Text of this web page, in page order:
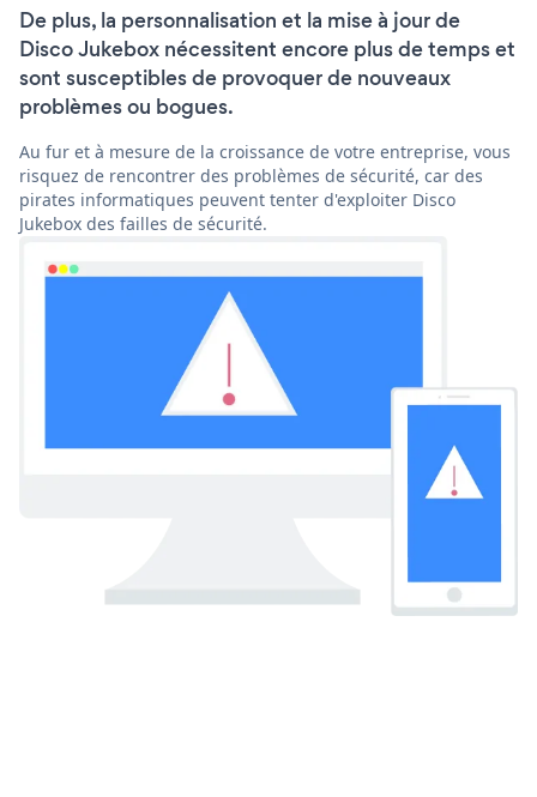
De plus, la personnalisation et la mise à jour de
Disco Jukebox nécessitent encore plus de temps et
sont susceptibles de provoquer de nouveaux
problèmes ou bogues.
Au fur et à mesure de la croissance de votre entreprise, vous
risquez de rencontrer des problèmes de sécurité, car des
pirates informatiques peuvent tenter d'exploiter Disco
Jukebox des failles de sécurité.